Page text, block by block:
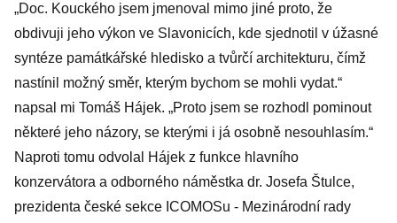
„Doc. Kouckého jsem jmenoval mimo jiné proto, že
obdivuji jeho výkon ve Slavonicích, kde sjednotil v úžasné
syntéze památkářské hledisko a tvůrčí architekturu, čímž
nastínil možný směr, kterým bychom se mohli vydat.“
napsal mi Tomáš Hájek. „Proto jsem se rozhodl pominout
některé jeho názory, se kterými i já osobně nesouhlasím.“
Naproti tomu odvolal Hájek z funkce hlavního
konzervátora a odborného náměstka dr. Josefa Štulce,
prezidenta české sekce ICOMOSu - Mezinárodní rady